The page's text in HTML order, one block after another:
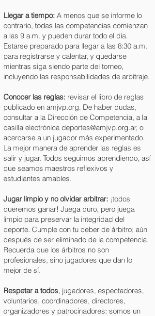
Llegar a tiempo​: A menos que se informe lo
contrario, todas las competencias comienzan
a las 9 a.m. y pueden durar todo el día.
Estarse preparado para llegar a las 8:30 a.m.
para registrarse y calentar, y quedarse
mientras siga siendo parte del torneo,
incluyendo las responsabilidades de arbitraje.
Conocer las reglas​: revisar el libro de reglas
publicado en amjvp.org. De haber dudas,
consultar a la Dirección de Competencia, a la
casilla electrónica deportes@amjvp.org.ar, o
acercarse a un jugador más experimentado.
La mejor manera de aprender las reglas es
salir y jugar. Todos seguimos aprendiendo, así
que seamos maestros reflexivos y
estudiantes amables.
Jugar limpio y no olvidar arbitrar: ¡todos
queremos ganar! Juega duro, pero juega
limpio para preservar la integridad del
deporte. Cumple con tu deber de árbitro; aún
después​ de ser eliminado de la competencia.
Recuerda que los árbitros no son
profesionales, sino jugadores que dan lo
mejor de sí.
Respetar a todos, jugadores, espectadores,
voluntarios, coordinadores, directores,
organizadores y patrocinadores: somos un